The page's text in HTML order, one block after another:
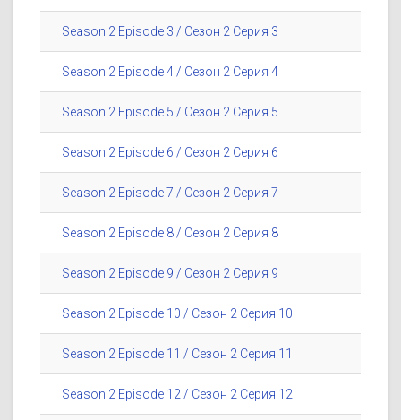
Season 2 Episode 3 / Сезон 2 Серия 3
Season 2 Episode 4 / Сезон 2 Серия 4
Season 2 Episode 5 / Сезон 2 Серия 5
Season 2 Episode 6 / Сезон 2 Серия 6
Season 2 Episode 7 / Сезон 2 Серия 7
Season 2 Episode 8 / Сезон 2 Серия 8
Season 2 Episode 9 / Сезон 2 Серия 9
Season 2 Episode 10 / Сезон 2 Серия 10
Season 2 Episode 11 / Сезон 2 Серия 11
Season 2 Episode 12 / Сезон 2 Серия 12